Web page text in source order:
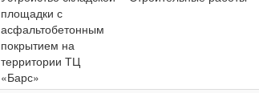
площадки с
асфальтобетонным
покрытием на
территории ТЦ
«Барс»